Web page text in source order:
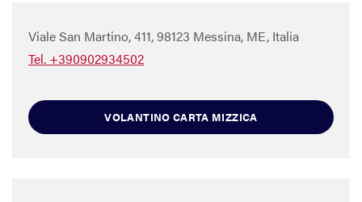
Viale San Martino, 411, 98123 Messina, ME, Italia
Tel. +390902934502
VOLANTINO CARTA MIZZICA